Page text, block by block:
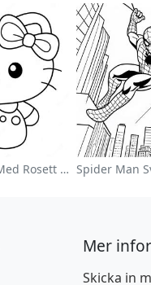
Söt Hello Kitty Med Rosett Målarbild
Mer
Skicka in